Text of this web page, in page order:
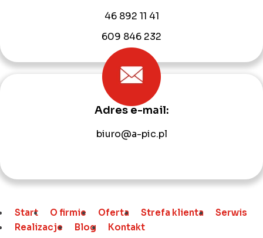
46 892 11 41
609 846 232
Adres e-mail:
biuro@a-pic.pl
Start O firmie Oferta Strefa klienta
Serwis
Realizacje
Blog Kontakt